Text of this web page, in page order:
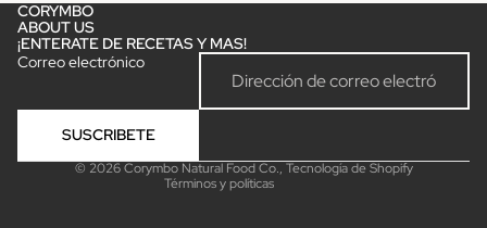
CORYMBO
ABOUT US
¡ENTERATE DE RECETAS Y MAS!
Correo electrónico
SUSCRIBETE
© 2026Corymbo Natural Food Co., Tecnología de Shopify
Términos y políticas
Política de reembolso
Términos del servicio
Política de envío